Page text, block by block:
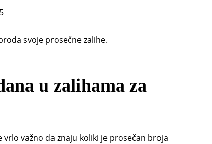
svoje prosečne zalihe.
u zalihama za
važno da znaju koliki je prosečan broja